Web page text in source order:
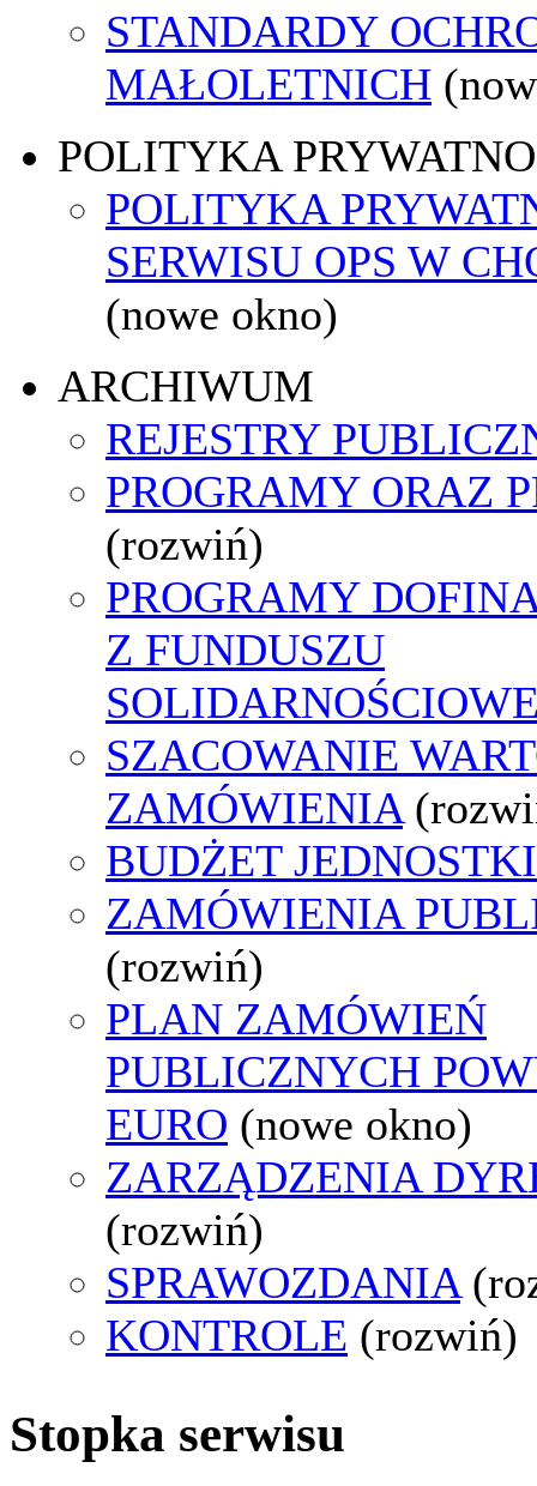
STANDARDY
MAŁOLETNICH
POLITYKA
POLITYKA
SERWISU OPS W
(nowe okno)
ARCHIWUM
REJESTRY
PROGRAMY ORAZ
(rozwiń)
PROGRAMY
Z FUNDUSZU
SZACOWANIE
ZAMÓWIENIA
BUDŻET JEDNOSTKI
ZAMÓWIENIA
(rozwiń)
PLAN ZAMÓWIEŃ
PUBLICZNYCH
EURO (nowe okno)
ZARZĄDZENIA
(rozwiń)
SPRAWOZDANIA
KONTROLE (rozwiń)
Stopka serwisu